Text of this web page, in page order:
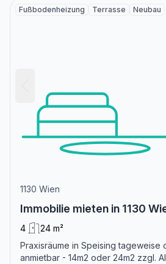
Fußbodenheizung Terrasse Neubau
1130 Wien
Immobilie mieten in 1130
4
24 m²
Praxisräume in Speising tageweise
anmietbar - 14m2 oder 24m2 zzgl.